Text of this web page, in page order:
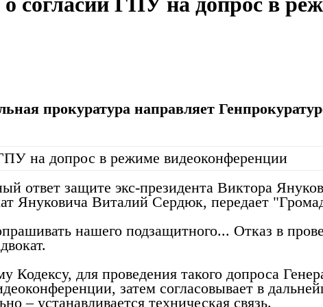
прокуратура направляет
ответ защите экс-президента Виктора
Януковича Виталий Сердюк, передает
нашего подзащитного... Отказ в
для проведения такого допроса
затем согласовывает в
– устанавливается техническая связь.